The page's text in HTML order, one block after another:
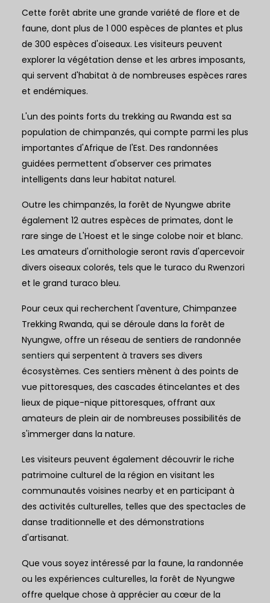
Cette forêt abrite une grande variété de flore et de
faune, dont plus de 1 000 espèces de plantes et plus
de 300 espèces d'oiseaux. Les visiteurs peuvent
explorer la végétation dense et les arbres imposants,
qui servent d'habitat à de nombreuses espèces rares
et endémiques.
L'un des points forts du trekking au Rwanda est sa
population de chimpanzés, qui compte parmi les plus
importantes d'Afrique de l'Est. Des randonnées
guidées permettent d'observer ces primates
intelligents dans leur habitat naturel.
Outre les chimpanzés, la forêt de Nyungwe abrite
également 12 autres espèces de primates, dont le
rare singe de L'Hoest et le singe colobe noir et blanc.
Les amateurs d'ornithologie seront ravis d'apercevoir
divers oiseaux colorés, tels que le turaco du Rwenzori
et le grand turaco bleu.
Pour ceux qui recherchent l'aventure, Chimpanzee
Trekking Rwanda, qui se déroule dans la forêt de
Nyungwe, offre un réseau de sentiers de randonnée
sentiers qui serpentent à travers ses divers
écosystèmes. Ces sentiers mènent à des points de
vue pittoresques, des cascades étincelantes et des
lieux de pique-nique pittoresques, offrant aux
amateurs de plein air de nombreuses possibilités de
s'immerger dans la nature.
Les visiteurs peuvent également découvrir le riche
patrimoine culturel de la région en visitant les
communautés voisines nearby et en participant à
des activités culturelles, telles que des spectacles de
danse traditionnelle et des démonstrations
d'artisanat.
Que vous soyez intéressé par la faune, la randonnée
ou les expériences culturelles, la forêt de Nyungwe
offre quelque chose à apprécier au cœur de la